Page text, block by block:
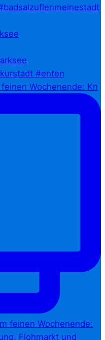
Wochenende: Kn